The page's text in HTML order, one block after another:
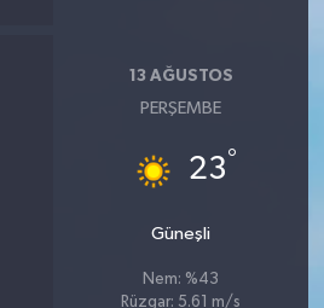
13 AĞUSTOS
PERŞEMBE
23°
Güneşli
Nem: %43
Rüzgar: 5.61 m/s